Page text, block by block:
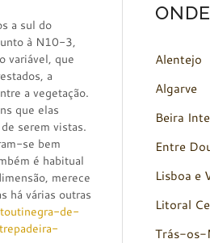
a sul do
à N10-3,
variável, que
a
a vegetação.
que elas
serem vistas.
se bem
é habitual
merece
há várias outras
toutinegra-de-
trepadeira-
Alentejo
Algarve
Beira
Entre
Lisboa e
Litoral
Trás-os-